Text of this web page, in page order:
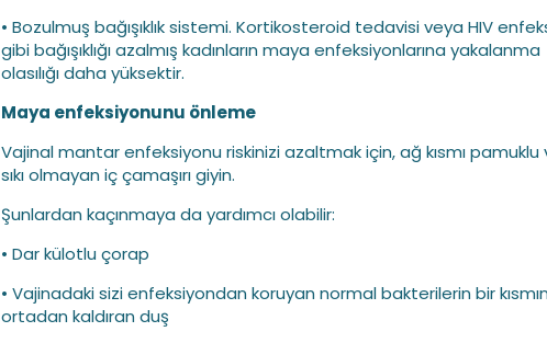
• Bozulmuş bağışıklık sistemi. Kortikosteroid tedavisi veya HIV
gibi bağışıklığı azalmış kadınların maya enfeksiyonlarına yakalanma
olasılığı daha yüksektir.
Maya enfeksiyonunu önleme
Vajinal mantar enfeksiyonu riskinizi azaltmak için, ağ kısmı pamuklu
sıkı olmayan iç çamaşırı giyin.
Şunlardan kaçınmaya da yardımcı olabilir:
• Dar külotlu çorap
• Vajinadaki sizi enfeksiyondan koruyan normal bakterilerin bir
ortadan kaldıran duş